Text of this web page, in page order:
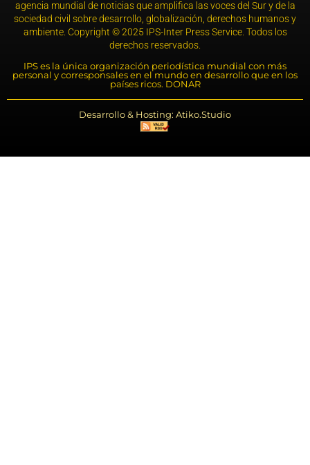
agencia mundial de noticias que amplifica las voces del Sur y de la
sociedad civil sobre desarrollo, globalización, derechos humanos y
ambiente. Copyright © 2025 IPS-Inter Press Service. Todos los
derechos reservados.
IPS es la única organización periodística mundial con más
personal y corresponsales en el mundo en desarrollo que en los
países ricos. DONAR
Desarrollo & Hosting: Atiko.Studio